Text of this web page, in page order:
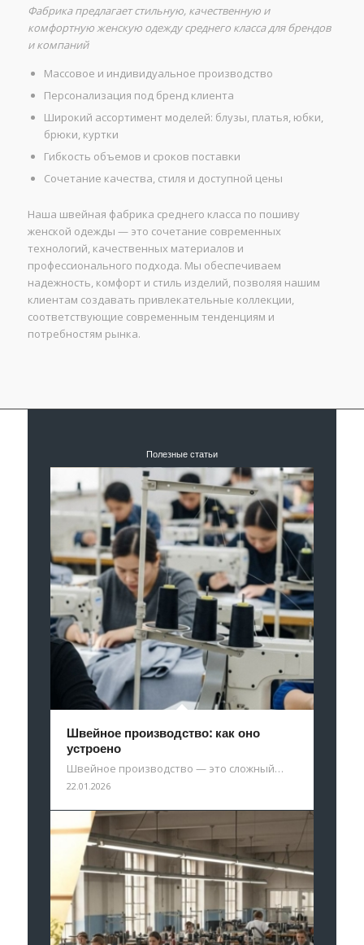
Фабрика предлагает стильную, качественную и
комфортную женскую одежду среднего класса для брендов
и компаний
Массовое и индивидуальное производство
Персонализация под бренд клиента
Широкий ассортимент моделей: блузы, платья, юбки,
брюки, куртки
Гибкость объемов и сроков поставки
Сочетание качества, стиля и доступной цены
Наша швейная фабрика среднего класса по пошиву
женской одежды — это сочетание современных
технологий, качественных материалов и
профессионального подхода. Мы обеспечиваем
надежность, комфорт и стиль изделий, позволяя нашим
клиентам создавать привлекательные коллекции,
соответствующие современным тенденциям и
потребностям рынка.
Полезные статьи
Швейное производство: как оно
устроено
Швейное производство — это сложный…
22.01.2026